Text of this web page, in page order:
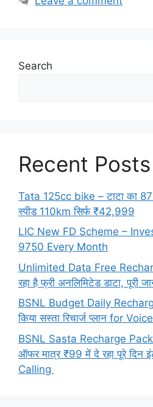
Search
Recent Posts
Tata 125cc bike – टाटा का
स्पीड 110km सिर्फ ₹42,999
LIC New FD Scheme –
9750 Every Month
Unlimited Data Free
रहा है फ्री अनलिमिटेड डाटा, पूरी
BSNL Budget Daily
किया सस्ता रिचार्ज प्लान for
BSNL Sasta Recharge Pack:
ऑफर मात्र ₹99 में दे रहा पूरे दिन
Calling